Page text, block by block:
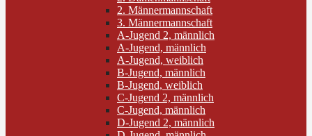
2. Männermannschaft
3. Männermannschaft
A-Jugend 2, männlich
A-Jugend, männlich
A-Jugend, weiblich
B-Jugend, männlich
B-Jugend, weiblich
C-Jugend 2, männlich
C-Jugend, männlich
D-Jugend 2, männlich